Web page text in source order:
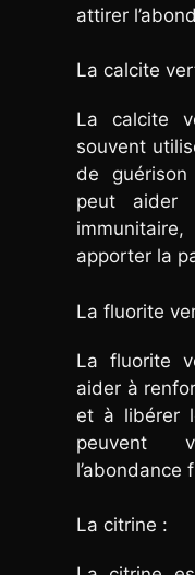
attirer
La calcite
La calcite
souvent
de guérison
peut aider
apporter la
La fluorite
La fluorite
aider à
et à libérer
peuvent
l’abondance
La citrine :